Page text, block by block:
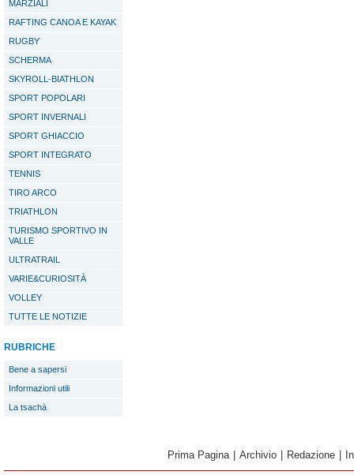
MARZIALI
RAFTING CANOA E KAYAK
RUGBY
SCHERMA
SKYROLL-BIATHLON
SPORT POPOLARI
SPORT INVERNALI
SPORT GHIACCIO
SPORT INTEGRATO
TENNIS
TIRO ARCO
TRIATHLON
TURISMO SPORTIVO IN
VALLE
ULTRATRAIL
VARIE&CURIOSITÀ
VOLLEY
TUTTE LE NOTIZIE
RUBRICHE
Bene a sapersi
Informazioni utili
La tsachà
Prima Pagina Archivio Redazione